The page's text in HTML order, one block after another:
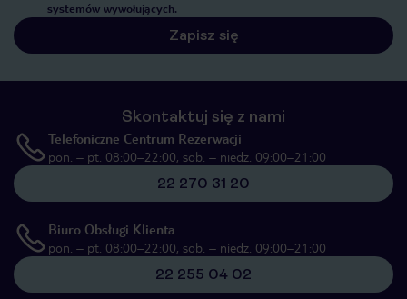
systemów wywołujących.
Zapisz się
Skontaktuj się z nami
Telefoniczne Centrum Rezerwacji
pon. – pt. 08:00–22:00, sob. – niedz. 09:00–21:00
22 270 31 20
Biuro Obsługi Klienta
pon. – pt. 08:00–22:00, sob. – niedz. 09:00–21:00
22 255 04 02